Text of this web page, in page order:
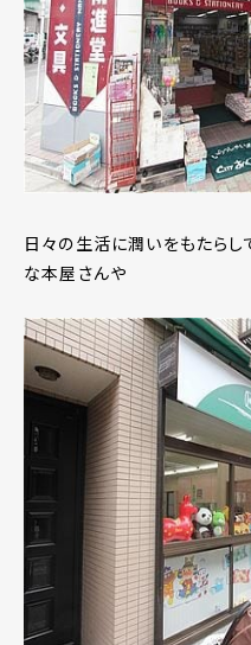
日々の生活に潤いをもたら
な本屋さんや